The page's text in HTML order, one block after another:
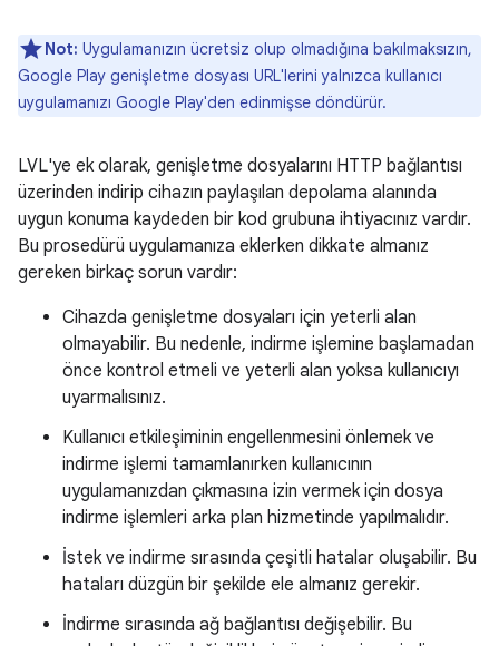
Not: Uygulamanızın ücretsiz olup olmadığına bakılmaksızın,
Google Play genişletme dosyası URL'lerini yalnızca kullanıcı
uygulamanızı Google Play'den edinmişse döndürür.
LVL'ye ek olarak, genişletme dosyalarını HTTP bağlantısı
üzerinden indirip cihazın paylaşılan depolama alanında
uygun konuma kaydeden bir kod grubuna ihtiyacınız vardır.
Bu prosedürü uygulamanıza eklerken dikkate almanız
gereken birkaç sorun vardır:
Cihazda genişletme dosyaları için yeterli alan
olmayabilir. Bu nedenle, indirme işlemine başlamadan
önce kontrol etmeli ve yeterli alan yoksa kullanıcıyı
uyarmalısınız.
Kullanıcı etkileşiminin engellenmesini önlemek ve
indirme işlemi tamamlanırken kullanıcının
uygulamanızdan çıkmasına izin vermek için dosya
indirme işlemleri arka plan hizmetinde yapılmalıdır.
İstek ve indirme sırasında çeşitli hatalar oluşabilir. Bu
hataları düzgün bir şekilde ele almanız gerekir.
İndirme sırasında ağ bağlantısı değişebilir. Bu